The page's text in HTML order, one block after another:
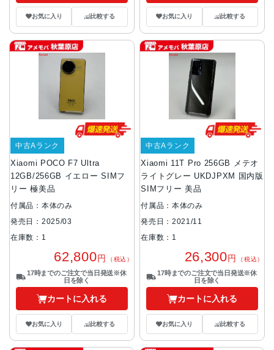
お気に入り 比較する お気に入り 比較する
Xiaomi POCO F7 Ultra
12GB/256GB イエロー SIMフ
リー 極美品
中古Aランク
付属品：本体のみ
発売日：2025/03
在庫数：1
62,800円 （税込）
17時までのご注文で当日発送※休
日を除く
カートに入れる
お気に入り 比較する
Xiaomi 11T Pro 256GB メテオ
ライトグレー UKDJPXM 国内版
SIMフリー 美品
中古Aランク
付属品：本体のみ
発売日：2021/11
在庫数：1
26,300円 （税込）
17時までのご注文で当日発送※休
日を除く
カートに入れる
お気に入り 比較する